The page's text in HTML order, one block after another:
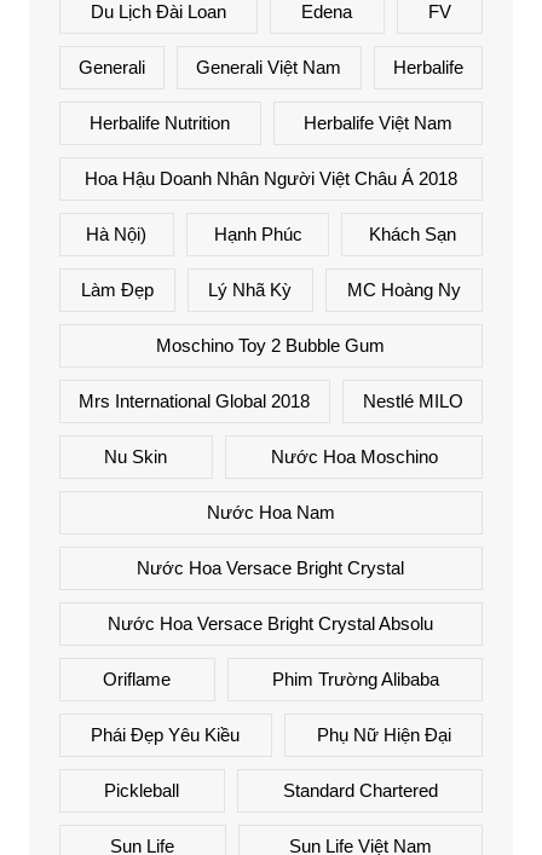
Du Lịch Đài Loan Edena FV
Generali Generali Việt Nam Herbalife
Herbalife Nutrition Herbalife Việt Nam
Hoa Hậu Doanh Nhân Người Việt Châu Á 2018
Hà Nội) Hạnh Phúc Khách Sạn
Làm Đẹp Lý Nhã Kỳ MC Hoàng Ny
Moschino Toy 2 Bubble Gum
Mrs International Global 2018 Nestlé MILO
Nu Skin Nước Hoa Moschino
Nước Hoa Nam
Nước Hoa Versace Bright Crystal
Nước Hoa Versace Bright Crystal Absolu
Oriflame Phim Trường Alibaba
Phái Đẹp Yêu Kiều Phụ Nữ Hiện Đại
Pickleball Standard Chartered
Sun Life Sun Life Việt Nam